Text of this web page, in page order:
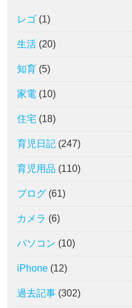
レゴ (1)
生活 (20)
知育 (5)
家電 (10)
住宅 (18)
育児日記 (247)
育児用品 (110)
ブログ (61)
カメラ (6)
パソコン (10)
iPhone (12)
過去記事 (302)